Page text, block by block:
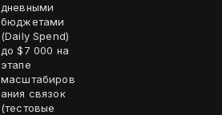
дневными
бюджетами
(Daily Spend)
до $7 000 на
этапе
масштабиров
ания связок
(тестовые